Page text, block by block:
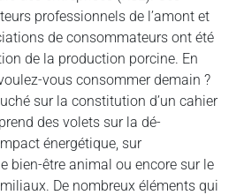
professionnels de l’amont et
de consommateurs ont été
de la production porcine. En
vous consommer demain ?
sur la constitution d’un cahier
des volets sur la dé-
énergétique, sur
bien-être animal ou encore sur le
De nombreux éléments qui